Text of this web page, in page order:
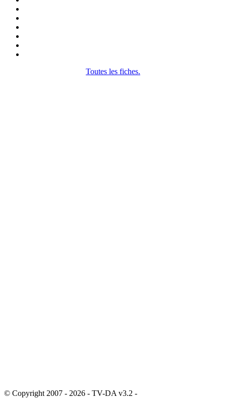
Toutes les fiches.
© Copyright 2007 - 2026 - TV-DA v3.2 -